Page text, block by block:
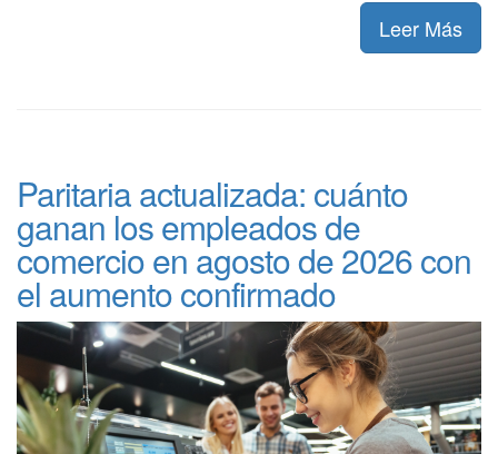
Leer Más
Paritaria actualizada: cuánto
ganan los empleados de
comercio en agosto de 2026 con
el aumento confirmado